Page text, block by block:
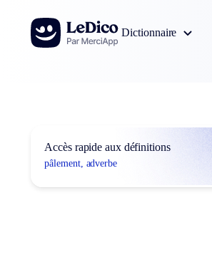
Aller au contenu
Dictionnaire
Accès rapide aux définitions
pâlement, adverbe